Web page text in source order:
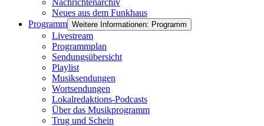
Nachrichtenarchiv
Neues aus dem Funkhaus
Programm Weitere Informationen: Programm
Livestream
Programmplan
Sendungsübersicht
Playlist
Musiksendungen
Wortsendungen
Lokalredaktions-Podcasts
Über das Musikprogramm
Trug und Schein